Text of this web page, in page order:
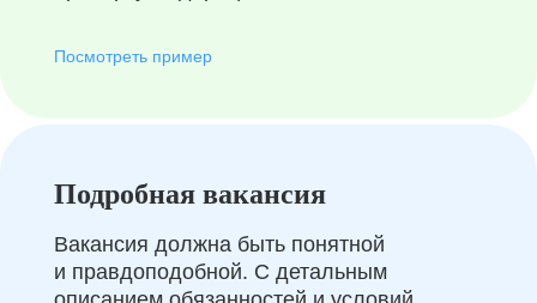
Посмотреть пример
Подробная вакансия
Вакансия должна быть понятной
и правдоподобной. С детальным